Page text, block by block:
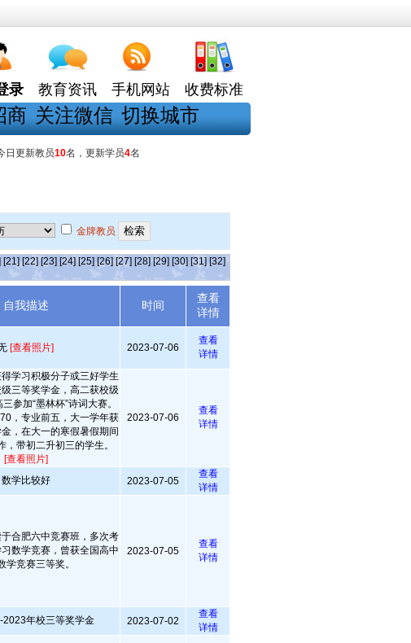
录 教育资讯 手机网站 收费标准
商 关注微信 切换城市
日更新教员10名，更新学员4名
金牌教员
[21] [22] [23] [24] [25] [26] [27] [28] [29] [30] [31] [32]
自我描述 时间
查看
详情
[查看照片] 2023-07-06
查看
详情
学习积极分子或三好学生
三等奖学金，高二获校级
参加“墨林杯”诗词大赛。
，专业前五，大一学年获
，在大一的寒假暑假期间
，带初二升初三的学生。
[查看照片]
2023-07-06
查看
详情
数学比较好 2023-07-05
查看
详情
合肥六中竞赛班，多次考
数学竞赛，曾获全国高中
学竞赛三等奖。
2023-07-05
查看
详情
2023年校三等奖学金 2023-07-02
查看
详情